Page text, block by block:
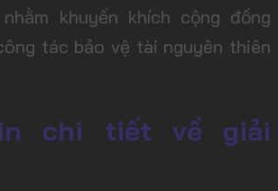
khuyến khích cộng đồng
tác bảo vệ tài nguyên thiên
chi tiết về giải